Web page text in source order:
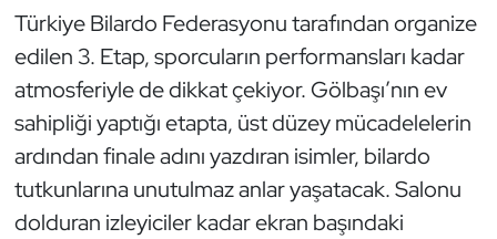
Türkiye Bilardo Federasyonu tarafından organize
edilen 3. Etap, sporcuların performansları kadar
atmosferiyle de dikkat çekiyor. Gölbaşı’nın ev
sahipliği yaptığı etapta, üst düzey mücadelelerin
ardından finale adını yazdıran isimler, bilardo
tutkunlarına unutulmaz anlar yaşatacak. Salonu
dolduran izleyiciler kadar ekran başındaki
Hentbol
İşitme Engelli Sporcular
Judo ve Kuraş
Kano ve Rafting